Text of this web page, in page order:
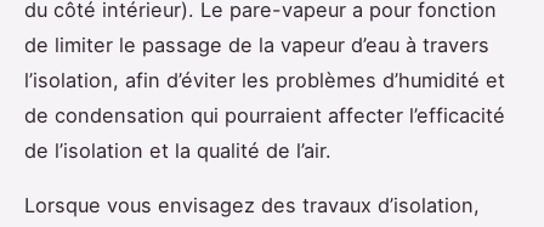
du côté intérieur). Le pare-vapeur a pour fonction
de limiter le passage de la vapeur d’eau à travers
l’isolation, afin d’éviter les problèmes d’humidité et
de condensation qui pourraient affecter l’efficacité
de l’isolation et la qualité de l’air.
Lorsque vous envisagez des travaux d’isolation,